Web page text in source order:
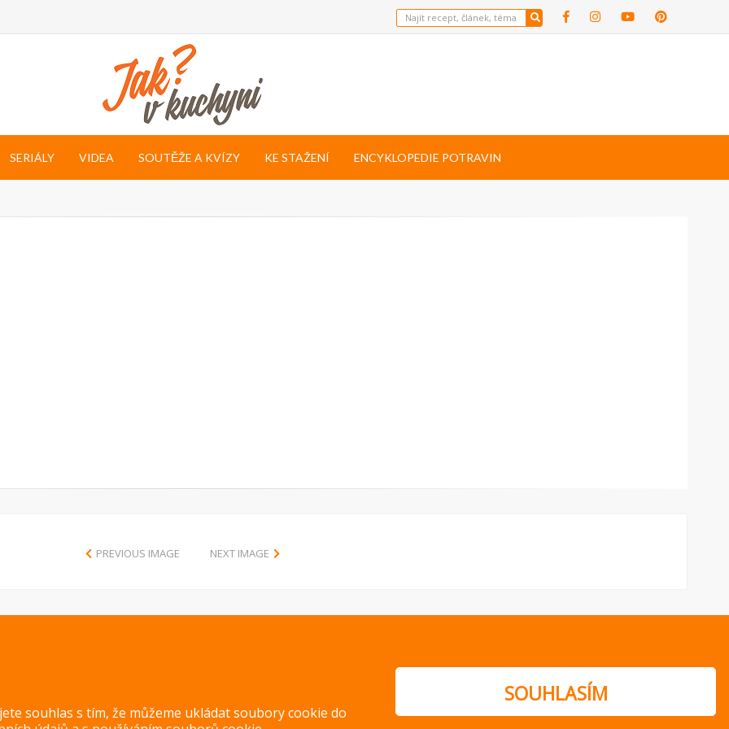
SERIÁLY VIDEA SOUTĚŽE A KVÍZY KE STAŽENÍ ENCYKLOPEDIE POTRAVIN
PREVIOUS IMAGE NEXT IMAGE
souhlas s tím, že můžeme ukládat soubory cookie do
SOUHLASÍM